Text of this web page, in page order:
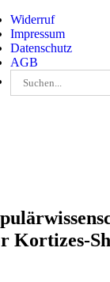
to
content
Widerruf
Impressum
Datenschutz
AGB
nach:
Kortizes-